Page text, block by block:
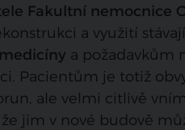
Fakultní nemocnice
a využití
a požadavkům
Pacientům je totiž
ale velmi citlivě
jim v nové budově